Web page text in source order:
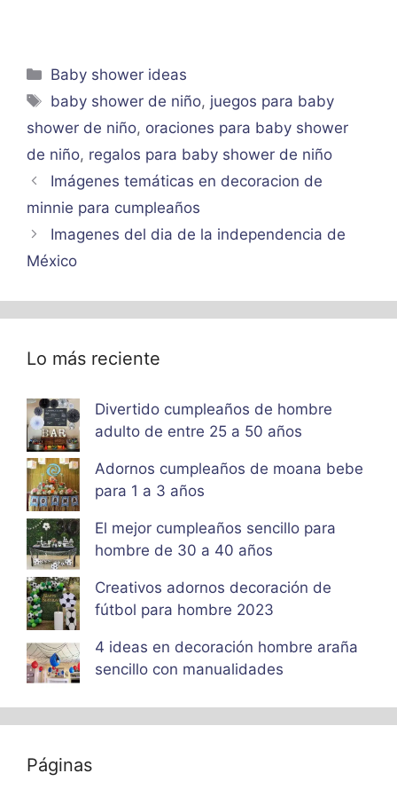
Categorías
Baby shower ideas
Etiquetas
baby shower de niño, juegos para baby
shower de niño, oraciones para baby shower
de niño, regalos para baby shower de niño
Imágenes temáticas en decoracion de
minnie para cumpleaños
Imagenes del dia de la independencia de
México
Lo más reciente
Divertido cumpleaños de hombre
adulto de entre 25 a 50 años
Adornos cumpleaños de moana bebe
para 1 a 3 años
El mejor cumpleaños sencillo para
hombre de 30 a 40 años
Creativos adornos decoración de
fútbol para hombre 2023
4 ideas en decoración hombre araña
sencillo con manualidades
Páginas